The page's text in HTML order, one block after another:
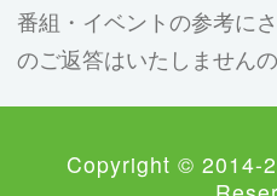
番組・イベントの参考に
のご返答はいたしません
Copyright © 2014-